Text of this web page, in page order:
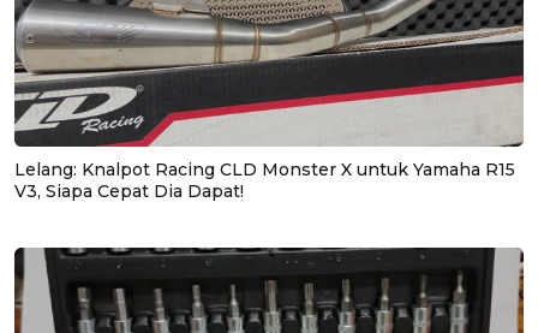
Lelang: Knalpot Racing CLD Monster X untuk Yamaha R15
V3, Siapa Cepat Dia Dapat!